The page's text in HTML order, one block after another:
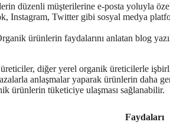
düzenli müşterilerine e-posta yoluyla
Instagram, Twitter gibi sosyal medya
ürünlerin faydalarını anlatan blog
diğer yerel organik üreticilerle
anlaşmalar yaparak ürünlerin daha
ürünlerin tüketiciye ulaşması sağlanabilir.
Faydaları